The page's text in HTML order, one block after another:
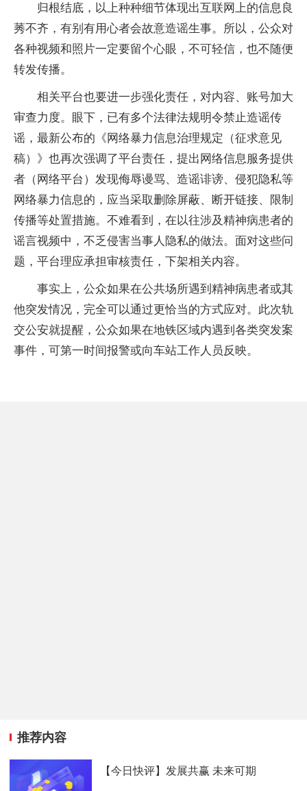
归根结底，以上种种细节体现出互联网上的信息良
莠不齐，有别有用心者会故意造谣生事。所以，公众对
各种视频和照片一定要留个心眼，不可轻信，也不随便
转发传播。
相关平台也要进一步强化责任，对内容、账号加大
审查力度。眼下，已有多个法律法规明令禁止造谣传
谣，最新公布的《网络暴力信息治理规定（征求意见
稿）》也再次强调了平台责任，提出网络信息服务提供
者（网络平台）发现侮辱谩骂、造谣诽谤、侵犯隐私等
网络暴力信息的，应当采取删除屏蔽、断开链接、限制
传播等处置措施。不难看到，在以往涉及精神病患者的
谣言视频中，不乏侵害当事人隐私的做法。面对这些问
题，平台理应承担审核责任，下架相关内容。
事实上，公众如果在公共场所遇到精神病患者或其
他突发情况，完全可以通过更恰当的方式应对。此次轨
交公安就提醒，公众如果在地铁区域内遇到各类突发案
事件，可第一时间报警或向车站工作人员反映。
推荐内容
【今日快评】发展共赢 未来可期